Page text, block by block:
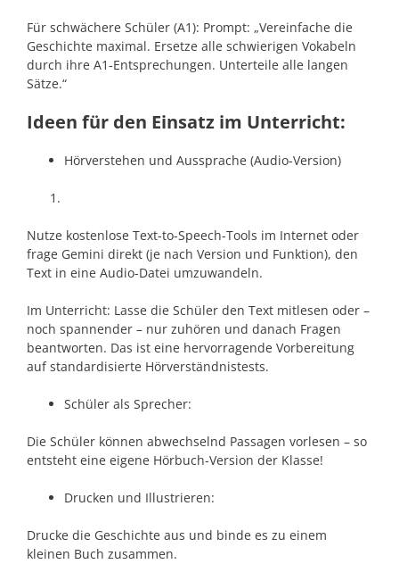
Für schwächere Schüler (A1): Prompt: „Vereinfache die
Geschichte maximal. Ersetze alle schwierigen Vokabeln
durch ihre A1-Entsprechungen. Unterteile alle langen
Sätze.“
Ideen für den Einsatz im Unterricht:
Hörverstehen und Aussprache (Audio-Version)
Nutze kostenlose Text-to-Speech-Tools im Internet oder
frage Gemini direkt (je nach Version und Funktion), den
Text in eine Audio-Datei umzuwandeln.
Im Unterricht: Lasse die Schüler den Text mitlesen oder –
noch spannender – nur zuhören und danach Fragen
beantworten. Das ist eine hervorragende Vorbereitung
auf standardisierte Hörverständnistests.
Schüler als Sprecher:
Die Schüler können abwechselnd Passagen vorlesen – so
entsteht eine eigene Hörbuch-Version der Klasse!
Drucken und Illustrieren:
Drucke die Geschichte aus und binde es zu einem
kleinen Buch zusammen.